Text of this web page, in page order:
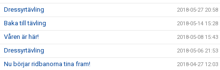
Dressyrtävling 2018-05-27 20:58
Baka till tävling 2018-05-14 15:28
Våren är här! 2018-05-08 15:43
Dressyrtävling 2018-05-06 21:53
Nu börjar ridbanorna tina fram! 2018-04-27 12:03